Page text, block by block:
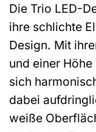
Die Trio LED-
ihre schlichte
Design. Mit
und einer
sich
dabei
weiße